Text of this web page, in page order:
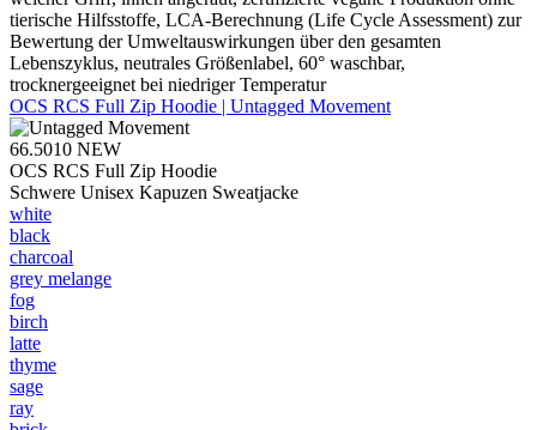
tierische Hilfsstoffe, LCA-Berechnung (Life Cycle Assessment) zur
Bewertung der Umweltauswirkungen über den gesamten
Lebenszyklus, neutrales Größenlabel, 60° waschbar,
trocknergeeignet bei niedriger Temperatur
OCS RCS Full Zip Hoodie | Untagged Movement
66.5010 NEW
OCS RCS Full Zip Hoodie
Schwere Unisex Kapuzen Sweatjacke
white
black
charcoal
grey melange
fog
birch
latte
thyme
sage
ray